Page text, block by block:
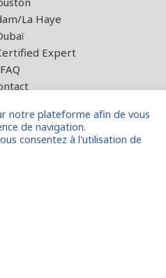
La Haye
Expert
FAQ
vous est proposé
FIT in EUROPE BV
notre plateforme afin de vous
de navigation.
consentez à l'utilisation de